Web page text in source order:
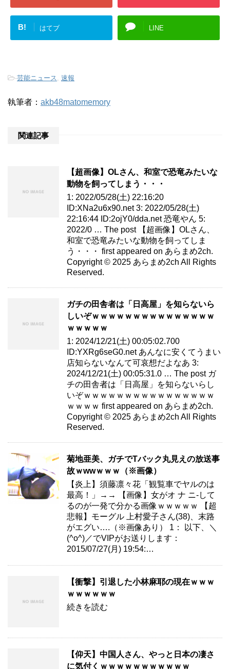
B! はてブ LINE
-芸能ニュース, 速報
執筆者： akb48matomemory
関連記事
【超画像】OLさん、和室で恐竜みたいな
動物を飼ってしまう・・・
1: 2022/05/28(土) 22:16:20
ID:XNa2u6x90.net 3: 2022/05/28(土)
22:16:44 ID:2ojY0/dda.net 恐竜やん 5:
2022/0 … The post 【超画像】OLさん、
和室で恐竜みたいな動物を飼ってしま
う・・・ first appeared on あらまめ2ch.
Copyright © 2025 あらまめ2ch All Rights
Reserved.
ガチの田舎者は「日高屋」を知らないら
しいぞｗｗｗｗｗｗｗｗｗｗｗｗｗｗｗ
ｗｗｗｗｗ
1: 2024/12/21(土) 00:05:02.700
ID:YXRg6seG0.net あんなに安くてうまい
店知らないなんて可哀想だよなあ 3:
2024/12/21(土) 00:05:31.0 … The post ガ
チの田舎者は「日高屋」を知らないらし
いぞｗｗｗｗｗｗｗｗｗｗｗｗｗｗｗｗ
ｗｗｗｗ first appeared on あらまめ2ch.
Copyright © 2025 あらまめ2ch All Rights
Reserved.
菊地亜美、ガチでTバック丸見えの放送事
故ｗwwｗｗｗ（※画像）
【炎上】須藤凛々花「観覧車でヤルのは
最高！」→→ 【画像】女がオ ナ ニ-して
るのが一発で分かる画像ｗｗｗｗｗ 【超
悲報】モーグル 上村愛子さん(38)、末路
がエグい….（※画像あり） 1： 以下、＼
(^o^)／でVIPがお送りします：
2015/07/27(月) 19:54:…
【衝撃】引退した小林麻耶の現在ｗｗｗ
ｗｗｗｗｗｗ
続きを読む
【仰天】中国人さん、やっと日本の凄さ
に気付くｗｗｗｗｗｗｗｗｗｗｗ